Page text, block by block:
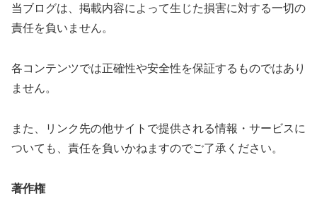
当ブログは、掲載内容によって生じた損害に対する一切の
責任を負いません。
各コンテンツでは正確性や安全性を保証するものではあり
ません。
また、リンク先の他サイトで提供される情報・サービスに
ついても、責任を負いかねますのでご了承ください。
著作権